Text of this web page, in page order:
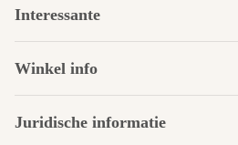
Interessante
Winkel info
Juridische informatie